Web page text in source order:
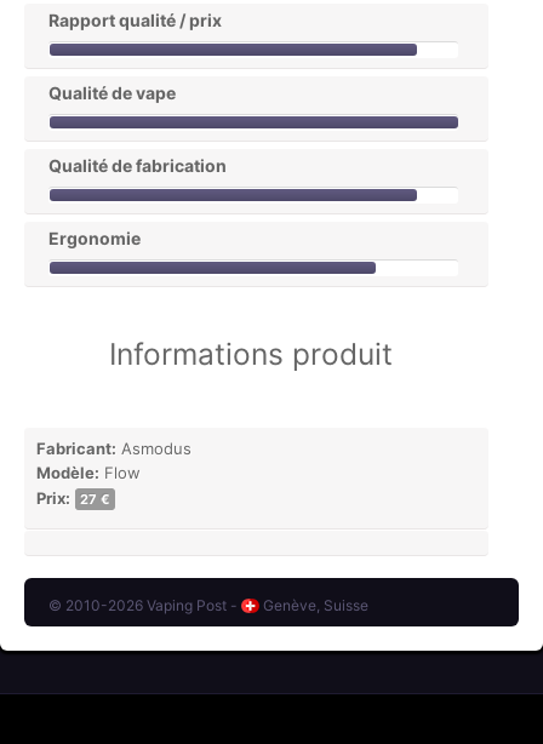
Rapport qualité / prix
Qualité de vape
Qualité de fabrication
Ergonomie
Informations produit
Fabricant: Asmodus
Modèle: Flow
Prix:
27 €
© 2010-2026 Vaping Post - Genève, Suisse